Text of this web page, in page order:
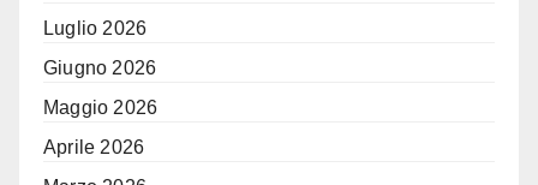
Luglio 2026
Giugno 2026
Maggio 2026
Aprile 2026